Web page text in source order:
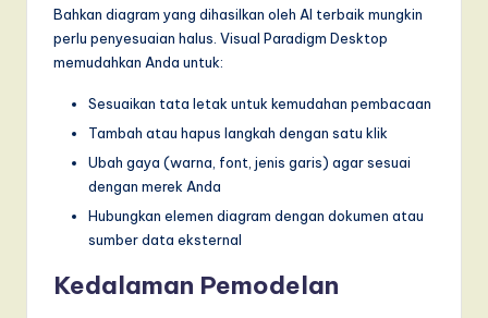
Bahkan diagram yang dihasilkan oleh AI terbaik mungkin
perlu penyesuaian halus. Visual Paradigm Desktop
memudahkan Anda untuk:
Sesuaikan tata letak untuk kemudahan pembacaan
Tambah atau hapus langkah dengan satu klik
Ubah gaya (warna, font, jenis garis) agar sesuai
dengan merek Anda
Hubungkan elemen diagram dengan dokumen atau
sumber data eksternal
Kedalaman Pemodelan